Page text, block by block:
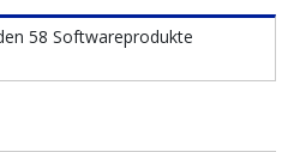
58 Softwareprodukte